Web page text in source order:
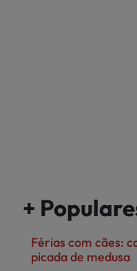
+
Férias com cães:
picada de medusa